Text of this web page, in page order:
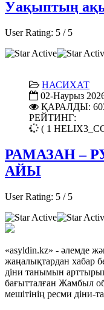
Уақыптың
User Rating: 5 / 5
НАСИХАТ
02-Наурыз
ҚАРАЛДЫ:
РЕЙТИНГ:
( 1
РАМАЗАН –
АЙЫ
User Rating: 5 / 5
«asyldin.kz» - әлемде
жаңалықтардан хабар
діни танымын
бағытталған Жамбыл
мешітінің ресми діни-